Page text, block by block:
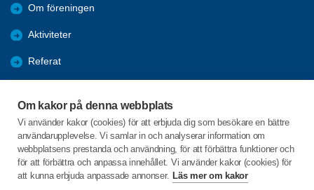
Om kakor på denna webbplats
Vi använder kakor (cookies) för att erbjuda dig som besökare en bättre
användarupplevelse. Vi samlar in och analyserar information om
webbplatsens prestanda och användning, för att förbättra funktioner och
för att förbättra och anpassa innehållet. Vi använder kakor (cookies) för
att kunna erbjuda anpassade annonser. Läs mer om kakor
Om föreningen
Aktiviteter
Referat
Bli medlem
Förmåner
C/o:Hans Ullberg